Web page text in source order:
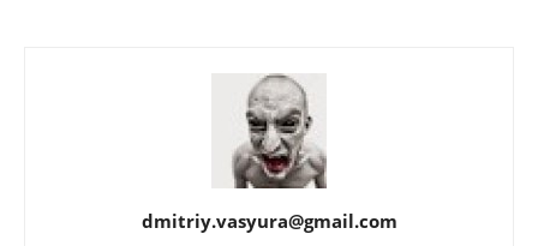
dmitriy.vasyura@gmail.com